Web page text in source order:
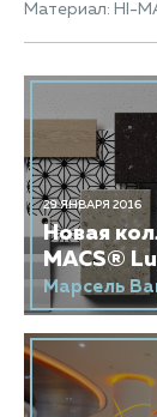
Материал: HI-
29 ЯНВАРЯ 2016
Новая
MACS®
Марсель